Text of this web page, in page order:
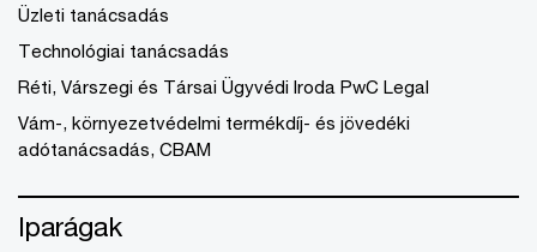
Üzleti tanácsadás
Technológiai tanácsadás
Réti, Várszegi és Társai Ügyvédi Iroda PwC Legal
Vám-, környezetvédelmi termékdíj- és jövedéki
adótanácsadás, CBAM
Iparágak